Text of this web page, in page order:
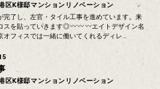
区K様邸マンションリノベーション
完了し、左官・タイル工事を進めています。来
スを貼っていきます◎
エイトデザイン名
オフィスでは一緒に働いてくれるディレ…
区K様邸マンションリノベーション